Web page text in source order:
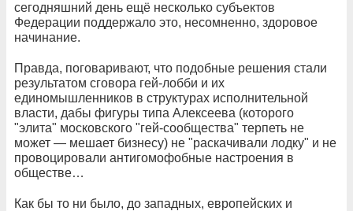
сегодняшний день ещё несколько субъектов
Федерации поддержало это, несомненно, здоровое
начинание.
Правда, поговаривают, что подобные решения стали
результатом сговора гей-лобби и их
единомышленников в структурах исполнительной
власти, дабы фигуры типа Алексеева (которого
"элита" московского "гей-сообщества" терпеть не
может — мешает бизнесу) не "раскачивали лодку" и не
провоцировали антигомофобные настроения в
обществе…
Как бы то ни было, до западных, европейских и